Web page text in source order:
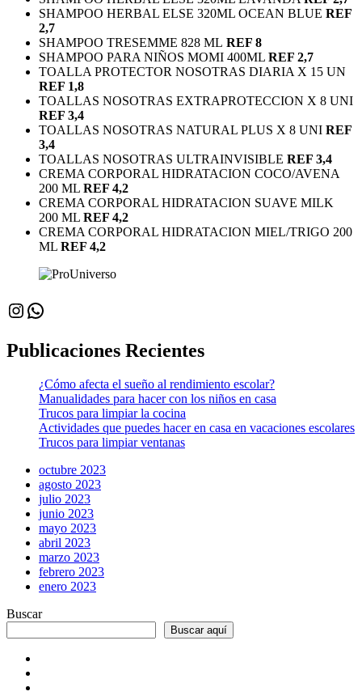
SHAMPOO HERBAL ELSE 320ML OCEAN BLUE REF
2,7
SHAMPOO TRESEMME 828 ML REF 8
SHAMPOO PARA NIÑOS MOMI 400ML REF 2,7
TOALLA PROTECTOR NOSOTRAS DIARIA X 15 UN
REF 1,8
TOALLAS NOSOTRAS EXTRAPROTECCION X 8 UNI
REF 3,4
TOALLAS NOSOTRAS NATURAL PLUS X 8 UNI REF
3,4
TOALLAS NOSOTRAS ULTRAINVISIBLE REF 3,4
CREMA CORPORAL HIDRATACION COCO/AVENA
200 ML REF 4,2
CREMA CORPORAL HIDRATACION SUAVE MILK
200 ML REF 4,2
CREMA CORPORAL HIDRATACION MIEL/TRIGO 200
ML REF 4,2
Instagram
WhatsApp
Publicaciones Recientes
¿Cómo afecta el sueño al rendimiento escolar?
Manualidades para hacer con los niños en casa
Trucos para limpiar la cocina
Actividades que puedes hacer en casa en vacaciones escolares
Trucos para limpiar ventanas
octubre 2023
agosto 2023
julio 2023
junio 2023
mayo 2023
abril 2023
marzo 2023
febrero 2023
enero 2023
Buscar
Buscar aquí